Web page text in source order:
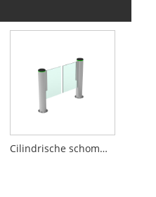
Cilindrische schommeltourniquet